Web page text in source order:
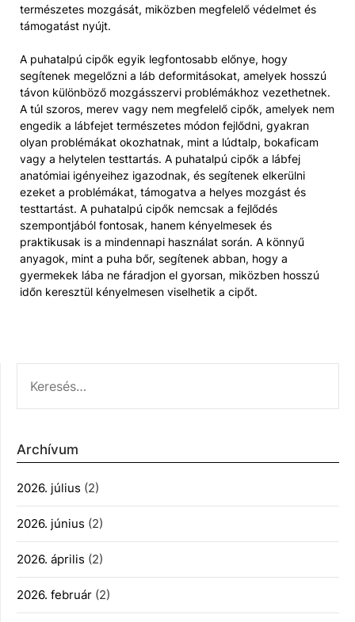
természetes mozgását, miközben megfelelő védelmet és
támogatást nyújt.
A puhatalpú cipők egyik legfontosabb előnye, hogy
segítenek megelőzni a láb deformitásokat, amelyek hosszú
távon különböző mozgásszervi problémákhoz vezethetnek.
A túl szoros, merev vagy nem megfelelő cipők, amelyek nem
engedik a lábfejet természetes módon fejlődni, gyakran
olyan problémákat okozhatnak, mint a lúdtalp, bokaficam
vagy a helytelen testtartás. A puhatalpú cipők a lábfej
anatómiai igényeihez igazodnak, és segítenek elkerülni
ezeket a problémákat, támogatva a helyes mozgást és
testtartást. A puhatalpú cipők nemcsak a fejlődés
szempontjából fontosak, hanem kényelmesek és
praktikusak is a mindennapi használat során. A könnyű
anyagok, mint a puha bőr, segítenek abban, hogy a
gyermekek lába ne fáradjon el gyorsan, miközben hosszú
időn keresztül kényelmesen viselhetik a cipőt.
Archívum
2026. július (2)
2026. június (2)
2026. április (2)
2026. február (2)